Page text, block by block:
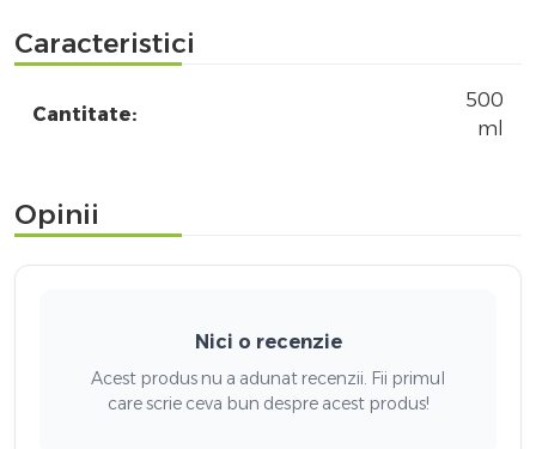
Caracteristici
Cantitate:
500
ml
Opinii
Nici o recenzie
Acest produs nu a adunat recenzii. Fii primul
care scrie ceva bun despre acest produs!